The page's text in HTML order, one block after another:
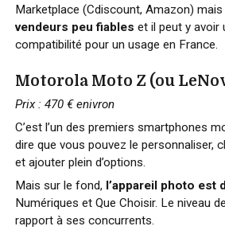
Marketplace (Cdiscount, Amazon)
vendeurs peu fiables et il peut y avoir
compatibilité pour un usage en France.
Motorola Moto Z (ou
Prix : 470 € enivron
C’est l’un des premiers smartphones
dire que vous pouvez le personnaliser,
et ajouter plein d’options.
Mais sur le fond, l’appareil photo est
Numériques et Que Choisir. Le niveau
rapport à ses concurrents.